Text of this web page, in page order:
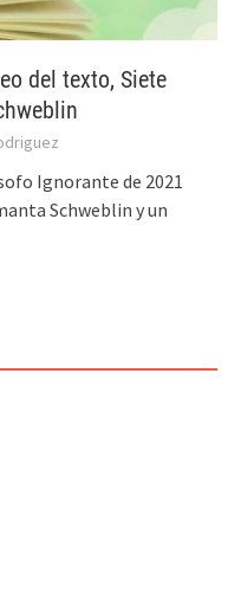
del texto, Siete
Ignorante de 2021
Schweblin y un